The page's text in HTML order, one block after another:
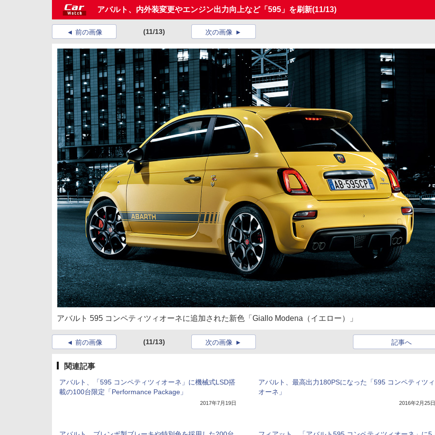
アバルト、内外装変更やエンジン出力向上など「595」を刷新(11/13)
前の画像 (11/13) 次の画像
アバルト 595 コンペティツィオーネに追加された新色「Giallo Modena（イエロー）」
前の画像 (11/13) 次の画像 記事へ
関連記事
アバルト、「595 コンペティツィオーネ」に機械式LSD搭
載の100台限定「Performance Package」
2017年7月19日
アバルト、最高出力180PSになった「595 コンペティツィ
オーネ」
2016年2月25日